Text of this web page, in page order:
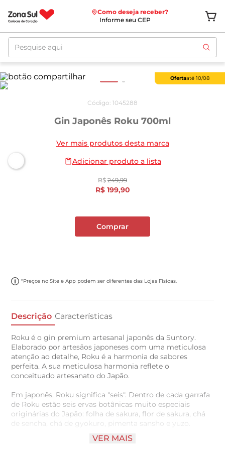
Como deseja receber?
Informe seu CEP
Pesquise aqui
Ofertaaté 10/08
Código: 1045288
Gin Japonês Roku 700ml
Ver mais produtos desta marca
Adicionar produto a lista
R$ 249,99
R$ 199,90
Comprar
*Preços no Site e App podem ser diferentes das Lojas Físicas.
Descrição Características
Roku é o gin premium artesanal japonês da Suntory.
Elaborado por artesãos japoneses com uma meticulosa
atenção ao detalhe, Roku é a harmonia de sabores
perfeita. A sua meticulosa harmonia reflete o
conceituado artesanato do Japão.
Em japonês, Roku significa "seis". Dentro de cada garrafa
de Roku estão seis ervas botânicas muito especiais
originárias do Japão: folha de sakura, flor de sakura, chá
de sencha, chá de gyokuro, pimenta sansho e yuzo.
Cada uma das ervas botânicas japonesas é colhida no
VER MAIS